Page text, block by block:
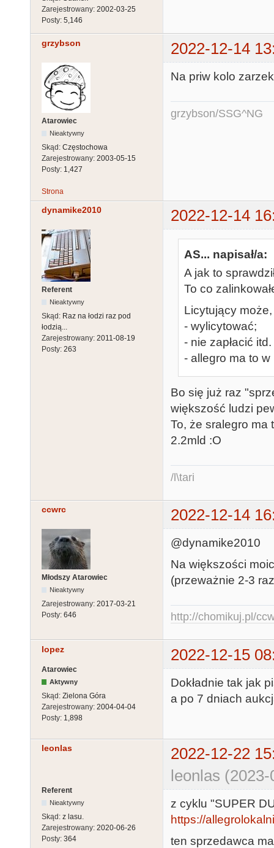
Zarejestrowany: 2002-03-25
Posty: 5,146
grzybson 2022-12-14
Atarowiec
Nieaktywny
Skąd: Częstochowa
Zarejestrowany: 2003-05-15
Posty: 1,427
Na priw kolo
grzybson/SSG^NG
Strona
dynamike2010 2022-12-14
Referent
Nieaktywny
Skąd: Raz na łodzi raz pod
łodzią...
Zarejestrowany: 2011-08-19
Posty: 263
AS... napisał/a:
A jak to
To co
Licytujący może,
- wylicytować;
- nie zapłacić itd.
- allegro ma to
Bo się już raz
większość ludzi
To, że sralegro ma
2.2mld :O
/l\tari
ccwrc 2022-12-14
Młodszy Atarowiec
Nieaktywny
Zarejestrowany: 2017-03-21
Posty: 646
@dynamike2010
Na większości
(przeważnie 2-3
http://chomikuj.pl/
lopez 2022-12-15
Atarowiec
Aktywny
Skąd: Zielona Góra
Zarejestrowany: 2004-04-04
Posty: 1,898
Dokładnie tak jak
a po 7 dniach
leonlas
2022-12-22
leonlas
Referent
Nieaktywny
Skąd: z lasu.
Zarejestrowany: 2020-06-26
Posty: 364
z cyklu "SUPER
https://
ten sprzedawca